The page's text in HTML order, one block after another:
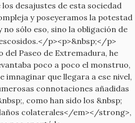
desajustes de esta sociedad
y poseyeramos la potestad
no sólo eso, sino la obligación de
p><p>&nbsp;</p>
del Paseo de Extremadura, he
poco a poco el monstruo,
imnaginar que llegara a ese nivel,
connotaciones añadidas
como han sido los &nbsp;
colaterales</em></strong>,